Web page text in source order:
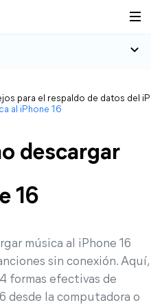
para el respaldo de datos del
al iPhone 16
descargar
16
música al iPhone 16
sin conexión. Aquí,
formas efectivas de
desde la computadora o